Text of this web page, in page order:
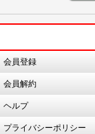
会員登録
会員解約
ヘルプ
プライバシーポリシー